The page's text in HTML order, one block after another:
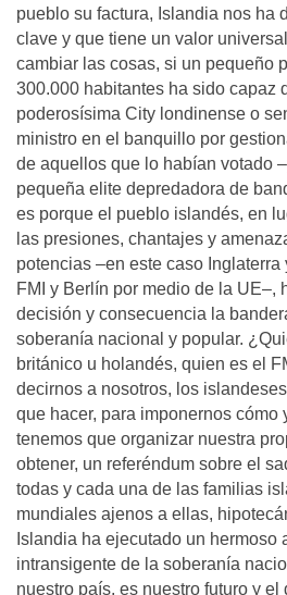
pueblo su factura, Islandia nos ha
clave y que tiene un valor
cambiar las cosas, si un pequeño
300.000 habitantes ha sido capaz
poderosísima City londinense o
ministro en el banquillo por
de aquellos que lo habían votado
pequeña elite depredadora de
es porque el pueblo islandés, en
las presiones, chantajes y
potencias –en este caso Inglaterra
FMI y Berlín por medio de la UE–,
decisión y consecuencia la
soberanía nacional y popular.
británico u holandés, quien es el
decirnos a nosotros, los
que hacer, para imponernos cómo
tenemos que organizar nuestra
obtener, un referéndum sobre el
todas y cada una de las familias
mundiales ajenos a ellas,
Islandia ha ejecutado un hermoso
intransigente de la soberanía
nuestro país, es nuestro futuro y